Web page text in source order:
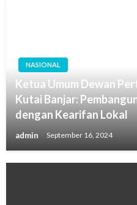
NASIONAL
Ketua Umum Dewan
Kutai Banjar:
dengan Kearifan Lokal
admin September 16, 2024